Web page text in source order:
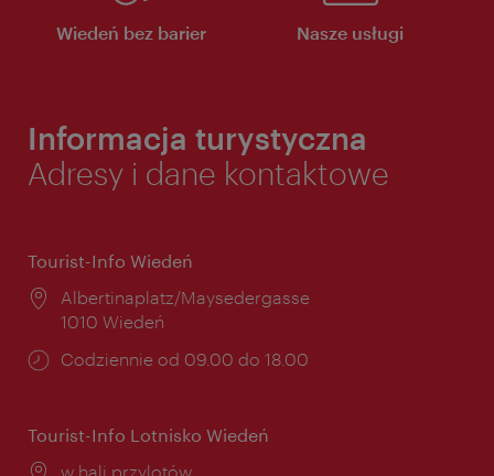
Wiedeń bez barier Nasze usługi
Informacja turystyczna
Adresy i dane kontaktowe
Tourist-Info Wiedeń
Miejsce:
Albertinaplatz/Maysedergasse
1010 Wiedeń
Godziny
Codziennie od 09.00 do 18.00
Tourist-Info Lotnisko Wiedeń
Miejsce:
w hali przylotów